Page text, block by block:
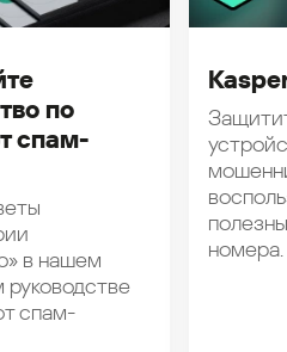
по
спам-
в нашем
спам-
номера.